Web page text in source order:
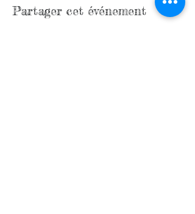
Partager cet événement